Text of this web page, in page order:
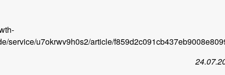
service/u7okrwv9h0s2/article/